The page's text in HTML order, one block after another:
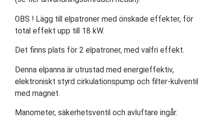
OBS ! Lägg till elpatroner med önskade effekter, för
total effekt upp till 18 kW.
Det finns plats för 2 elpatroner, med valfri effekt.
Denna elpanna är utrustad med energieffektiv,
elektroniskt styrd cirkulationspump och filter-kulventil
med magnet.
Manometer, säkerhetsventil och avluftare ingår.